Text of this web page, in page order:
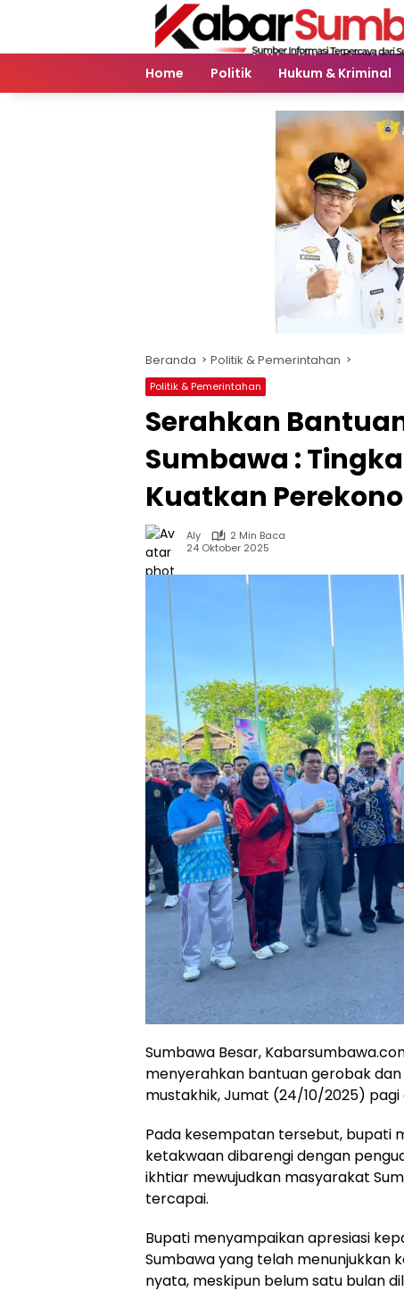
Home
Politik Hukum & Kriminal
Beranda Politik & Pemerintahan
Politik & Pemerintahan
Serahkan
Sumbawa :
Kuatkan
Aly
2 Min Baca
24 Oktober 2025
Sumbawa Besar,
menyerahkan bantuan gerobak
mustakhik, Jumat (24/10/2025)
Pada kesempatan tersebut, bupati
ketakwaan dibarengi dengan
ikhtiar mewujudkan masyarakat
tercapai.
Bupati menyampaikan apresiasi
Sumbawa yang telah menunjukkan
nyata, meskipun belum satu bulan